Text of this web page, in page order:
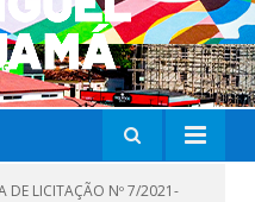
DE LICITAÇÃO Nº 7/2021-